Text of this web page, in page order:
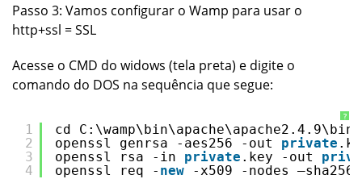
Passo 3: Vamos configurar o Wamp para usar o
http+ssl = SSL
Acesse o CMD do widows (tela preta) e digite o
comando do DOS na sequência que segue:
?
1
2
3
4
cd C:\wamp\bin\apache\apache2.4.9\bin\
openssl genrsa -aes256 -out private
openssl rsa -in private .key -out
openssl req - new -x509 -nodes